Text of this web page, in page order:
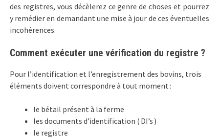
des registres, vous décèlerez ce genre de choses et pourrez
y remédier en demandant une mise à jour de ces éventuelles
incohérences.
Comment exécuter une vérification du registre ?
Pour l’identification et l’enregistrement des bovins, trois
éléments doivent correspondre à tout moment :
le bétail présent à la ferme
les documents d’identification ( DI’s )
le registre